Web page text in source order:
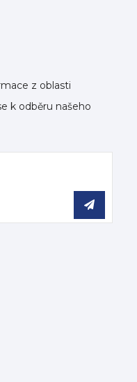
z oblasti
k odběru našeho